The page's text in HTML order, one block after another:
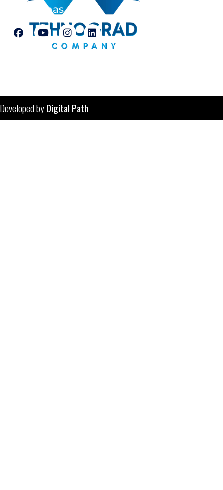
Pratite nas
Developed byDigital Path